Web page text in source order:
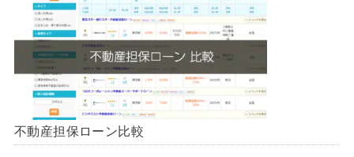
不動産担保ローン比較